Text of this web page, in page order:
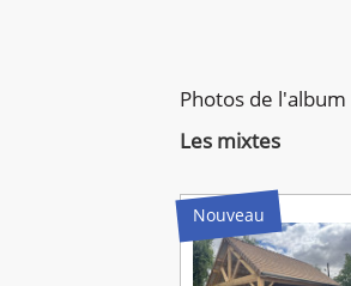
Photos de l'album
Les mixtes
Nouveau